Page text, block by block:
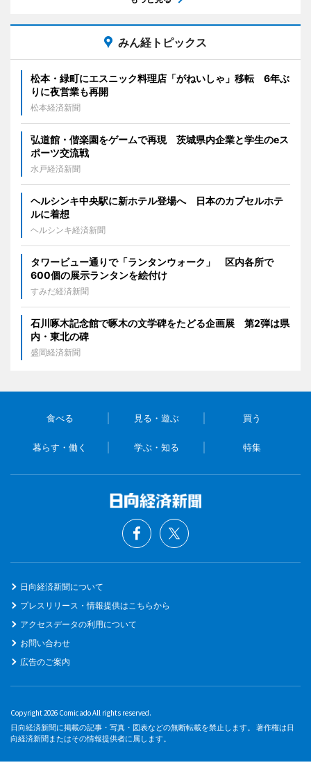
みん経トピックス
松本・緑町にエスニック料理店「がねいしゃ」移転 6年ぶ
りに夜営業も再開
松本経済新聞
弘道館・偕楽園をゲームで再現 茨城県内企業と学生のeス
ポーツ交流戦
水戸経済新聞
ヘルシンキ中央駅に新ホテル登場へ 日本のカプセルホテ
ルに着想
ヘルシンキ経済新聞
タワービュー通りで「ランタンウォーク」 区内各所で
600個の展示ランタンを絵付け
すみだ経済新聞
石川啄木記念館で啄木の文学碑をたどる企画展 第2弾は県
内・東北の碑
盛岡経済新聞
食べる 見る・遊ぶ 買う
暮らす・働く 学ぶ・知る 特集
日向経済新聞について
プレスリリース・情報提供はこちらから
アクセスデータの利用について
お問い合わせ
広告のご案内
Copyright 2026 Comicado All rights reserved.
日向経済新聞に掲載の記事・写真・図表などの無断転載を禁止します。 著作権は日
向経済新聞またはその情報提供者に属します。